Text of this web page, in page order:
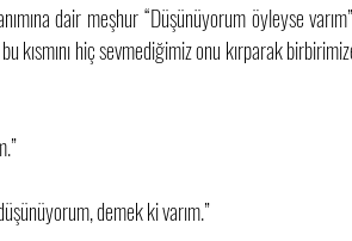
dair meşhur “Düşünüyorum öyleyse
kısmını hiç sevmediğimiz onu kırparak
demek ki varım.”